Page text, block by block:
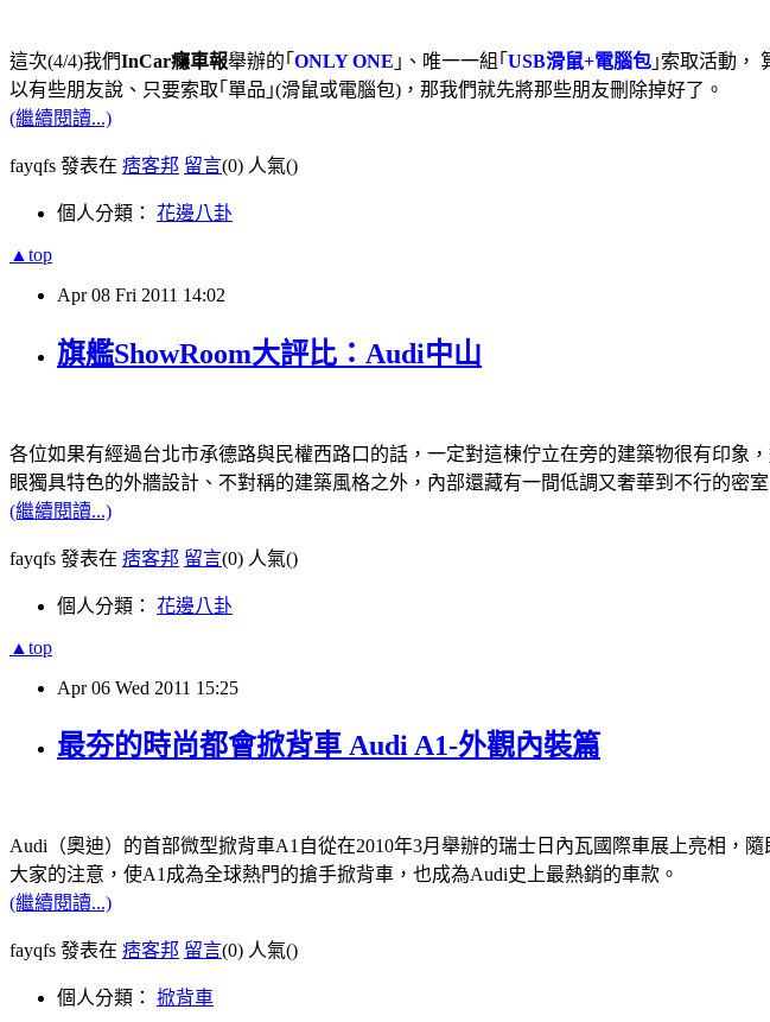
這次(4/4)我們InCar癮車報舉辦的｢ ONLY ONE ｣、唯一一組｢ USB滑鼠+電腦包 ｣索取活動，
以有些朋友說、只要索取｢單品｣(滑鼠或電腦包)，那我們就先將那些朋友刪除掉好了。
(繼續閱讀...)
fayqfs 發表在 痞客邦 留言(0) 人氣()
個人分類： 花邊八卦
▲top
Apr 08 Fri 2011 14:02
旗艦ShowRoom大評比：Audi中山
各位如果有經過台北市承德路與民權西路口的話，一定對這棟佇立在旁的建築物很有印象
眼獨具特色的外牆設計、不對稱的建築風格之外，內部還藏有一間低調又奢華到不行的密
(繼續閱讀...)
fayqfs 發表在 痞客邦 留言(0) 人氣()
個人分類： 花邊八卦
▲top
Apr 06 Wed 2011 15:25
最夯的時尚都會掀背車 Audi A1-外觀內裝篇
Audi（奧迪）的首部微型掀背車A1自從在2010年3月舉辦的瑞士日內瓦國際車展上亮相，
大家的注意，使A1成為全球熱門的搶手掀背車，也成為Audi史上最熱銷的車款。
(繼續閱讀...)
fayqfs 發表在 痞客邦 留言(0) 人氣()
個人分類： 掀背車